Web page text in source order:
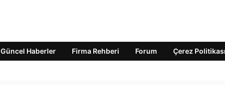
Güncel Haberler Firma Rehberi Forum Çerez Politikası